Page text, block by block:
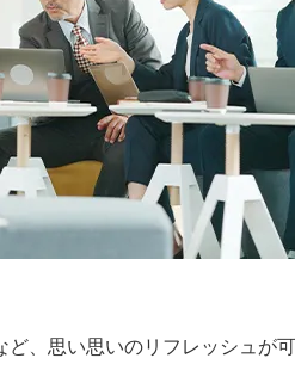
、思い思いのリフレッシュが可